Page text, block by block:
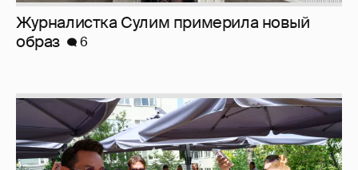
Журналистка Сулим примерила новый
образ
6